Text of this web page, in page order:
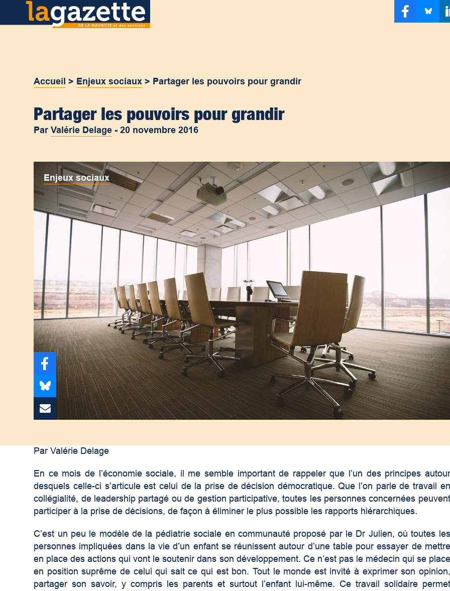
Accueil > Enjeux sociaux > Partager les pouvoirs pour grandir
Partager les pouvoirs pour grandir
ParValérie Delage -20 novembre 2016
Enjeux sociaux
Par Valérie Delage
En ce mois de l’économie sociale, il me semble important de rappeler que l’un des principes autour
desquels celle-ci s’articule est celui de la prise de décision démocratique. Que l’on parle de travail en
collégialité, de leadership partagé ou de gestion participative, toutes les personnes concernées peuvent
participer à la prise de décisions, de façon à éliminer le plus possible les rapports hiérarchiques.
C’est un peu le modèle de la pédiatrie sociale en communauté proposé par le Dr Julien, où toutes les
personnes impliquées dans la vie d’un enfant se réunissent autour d’une table pour essayer de mettre
en place des actions qui vont le soutenir dans son développement. Ce n’est pas le médecin qui se place
en position suprême de celui qui sait ce qui est bon. Tout le monde est invité à exprimer son opinion,
partager son savoir, y compris les parents et surtout l’enfant lui-même. Ce travail solidaire permet